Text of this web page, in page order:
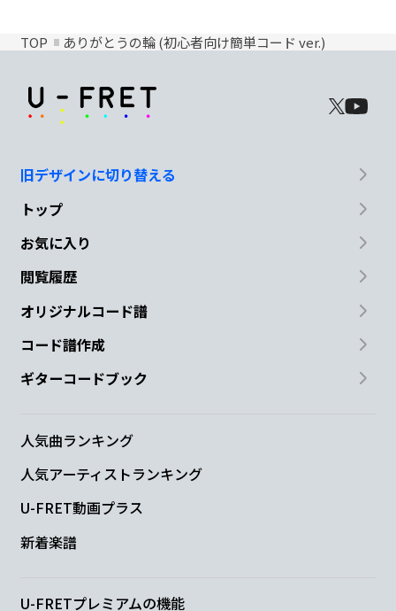
TOP ありがとうの輪 (初心者向け簡単コード ver.)
旧デザインに切り替える
トップ
お気に入り
閲覧履歴
オリジナルコード譜
コード譜作成
ギターコードブック
人気曲ランキング
人気アーティストランキング
U-FRET動画プラス
新着楽譜
U-FRETプレミアムの機能